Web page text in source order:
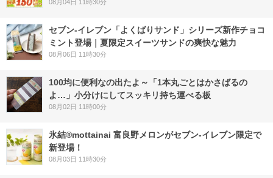
08月04日 11時30分
セブン‐イレブン「よくばりサンド」シリーズ新作チョコ
ミント登場｜夏限定スイーツサンドの爽快な魅力
08月06日 11時30分
100均に便利なの出たよ～「1本丸ごとはかさばるの
よ…」小分けにしてスッキリ持ち運べる板
08月02日 11時00分
氷結®mottainai 富良野メロンがセブン‐イレブン限定で
新登場！
08月03日 11時30分